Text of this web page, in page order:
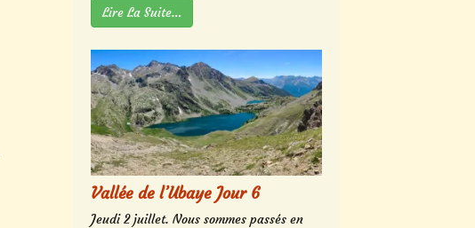
Lire La Suite…
Vallée de l’Ubaye Jour 6
Jeudi 2 juillet. Nous sommes passés en